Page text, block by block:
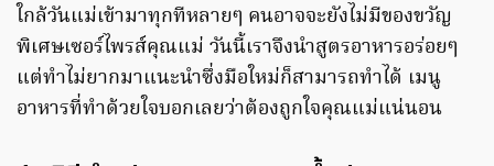
ใกล้วันแม่เข้ามาทุกทีหลายๆ คนอาจจะยังไม่มีของขวัญ
พิเศษเซอร์ไพรส์คุณแม่ วันนี้เราจึงนำสูตรอาหารอร่อยๆ
แต่ทำไม่ยากมาแนะนำซึ่งมือใหม่ก็สามารถทำได้ เมนู
อาหารที่ทำด้วยใจบอกเลยว่าต้องถูกใจคุณแม่แน่นอน